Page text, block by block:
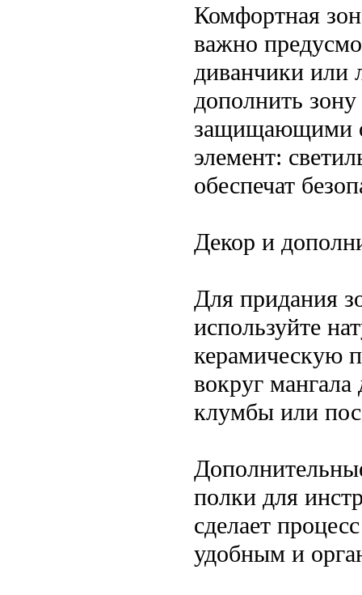
Комфортная
важно
диванчики или
дополнить
защищающими
элемент:
обеспечат
Декор и
Для придания
используйте
керамическую
вокруг
клумбы или
полки для
сделает
удобным и